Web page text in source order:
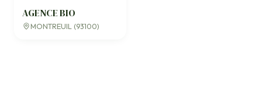
AGENCE BIO
MONTREUIL (93100)